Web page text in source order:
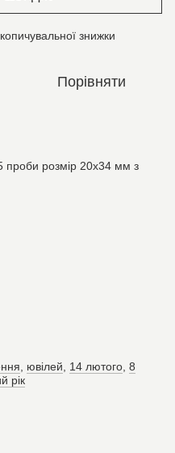
знижки
Порівняти
проби розмір 20х34 мм з
ювілей 14 лютого 8
рік